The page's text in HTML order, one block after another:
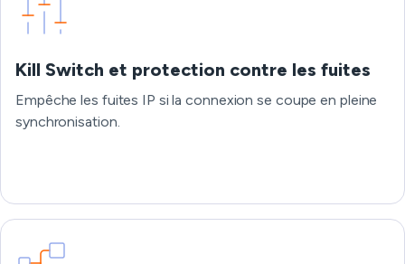
Kill Switch et protection contre les fuites
Empêche les fuites IP si la connexion se coupe en pleine
synchronisation.